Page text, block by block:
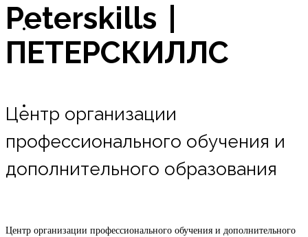
Оплата в рассрочку
Peterskills |
ПЕТЕРСКИЛЛС
Центр организации
профессионального обучения и
дополнительного образования
Центр организации профессионального обучения и дополнительного